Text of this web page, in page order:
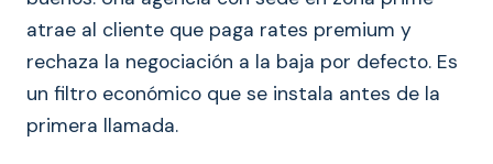
atrae al cliente que paga rates premium y
rechaza la negociación a la baja por defecto. Es
un filtro económico que se instala antes de la
primera llamada.